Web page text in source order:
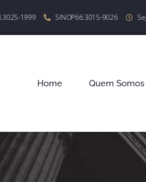
1999 SINOP66.3015-9026
Home Quem Somos